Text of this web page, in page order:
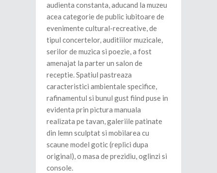
audienta constanta, aducand la muzeu
acea categorie de public iubitoare de
evenimente cultural-recreative, de
tipul concertelor, auditiilor muzicale,
serilor de muzica si poezie, a fost
amenajat la parter un salon de
receptie. Spatiul pastreaza
caracteristici ambientale specifice,
rafinamentul si bunul gust fiind puse in
evidenta prin pictura manuala
realizata pe tavan, galeriile patinate
din lemn sculptat si mobilarea cu
scaune model gotic (replici dupa
original), o masa de prezidiu, oglinzi si
console.